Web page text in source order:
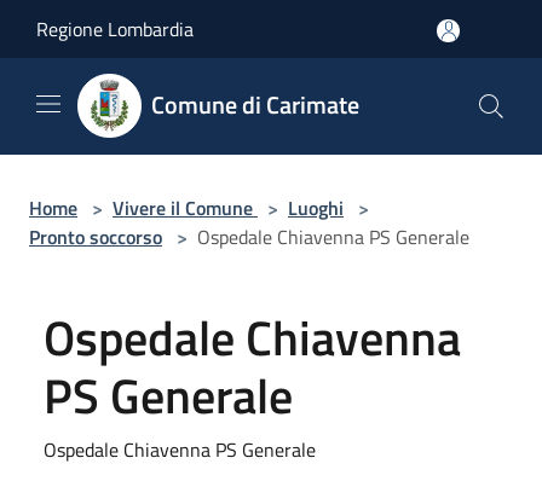
Regione Lombardia
Comune di Carimate
Home > Vivere il Comune > Luoghi >
Pronto soccorso > Ospedale Chiavenna PS Generale
Ospedale Chiavenna
PS Generale
Ospedale Chiavenna PS Generale